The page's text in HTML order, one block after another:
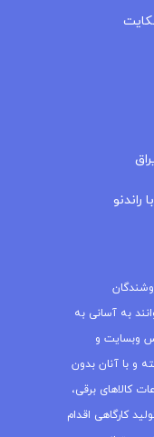
راندنو
به آسانی به
وبسایت و
و با آنان بدون
کالاهای برقی،
کارگاهی اقدام